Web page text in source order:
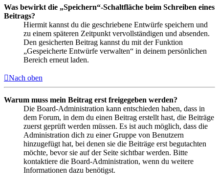
Was bewirkt die „Speichern“-Schaltfläche beim Schreiben eines
Beitrags?
Hiermit kannst du die geschriebene Entwürfe speichern und
zu einem späteren Zeitpunkt vervollständigen und absenden.
Den gesicherten Beitrag kannst du mit der Funktion
„Gespeicherte Entwürfe verwalten“ in deinem persönlichen
Bereich erneut laden.
Nach oben
Warum muss mein Beitrag erst freigegeben werden?
Die Board-Administration kann entschieden haben, dass in
dem Forum, in dem du einen Beitrag erstellt hast, die Beiträge
zuerst geprüft werden müssen. Es ist auch möglich, dass die
Administration dich zu einer Gruppe von Benutzern
hinzugefügt hat, bei denen sie die Beiträge erst begutachten
möchte, bevor sie auf der Seite sichtbar werden. Bitte
kontaktiere die Board-Administration, wenn du weitere
Informationen dazu benötigst.